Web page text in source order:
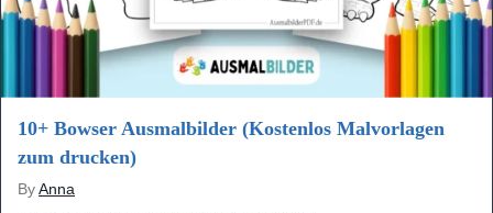
10+ Bowser Ausmalbilder (Kostenlos Malvorlagen
zum drucken)
ByAnna